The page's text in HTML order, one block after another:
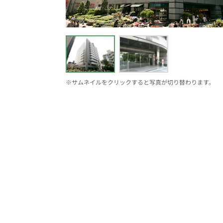
※サムネイルをクリックすると写真が切り替わります。